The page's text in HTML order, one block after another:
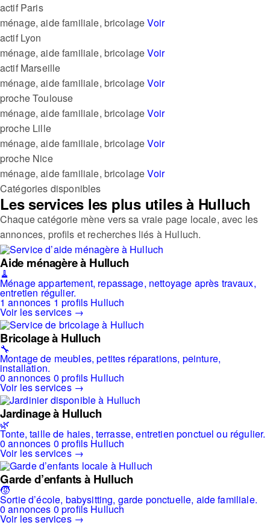
actifParis
ménage, aide familiale, bricolageVoir
actifLyon
ménage, aide familiale, bricolageVoir
actifMarseille
ménage, aide familiale, bricolageVoir
procheToulouse
ménage, aide familiale, bricolageVoir
procheLille
ménage, aide familiale, bricolageVoir
procheNice
ménage, aide familiale, bricolageVoir
Catégories disponibles
Les services les plus utiles à Hulluch
Chaque catégorie mène vers sa vraie page locale, avec les
annonces, profils et recherches liés à Hulluch.
Aide ménagère à Hulluch
🧹
Ménage appartement, repassage, nettoyage après travaux,
entretien régulier.
1 annonces1 profils Hulluch
Voir les services →
Bricolage à Hulluch
🔧
Montage de meubles, petites réparations, peinture,
installation.
0 annonces 0 profils Hulluch
Voir les services →
Jardinage à Hulluch
🌿
Tonte, taille de haies, terrasse, entretien ponctuel ou régulier.
0 annonces 0 profils Hulluch
Voir les services →
Garde d’enfants à Hulluch
🧒
Sortie d’école, babysitting, garde ponctuelle, aide familiale.
0 annonces 0 profils Hulluch
Voir les services →